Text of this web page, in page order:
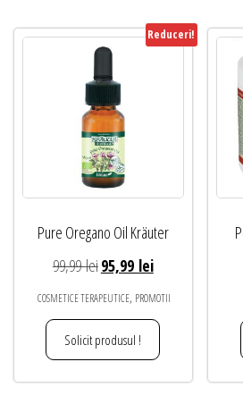
Reduceri!
Pure Oregano Oil Kräuter
99,99leiPrețul
inițial
a
fost:
99,99 lei.
95,99 leiPrețul
curent
este:
COSMETICE TERAPEUTICE, PROMOTII
Solicit produsul !